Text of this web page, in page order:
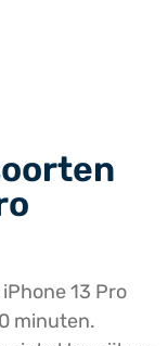
13 Pro
minuten.